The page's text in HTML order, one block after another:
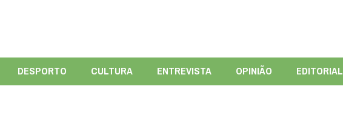
DESPORTO CULTURA ENTREVISTA OPINIÃO EDITORIAL